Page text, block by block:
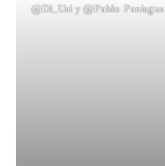
@Di_Uai y @Pablo Paniagua